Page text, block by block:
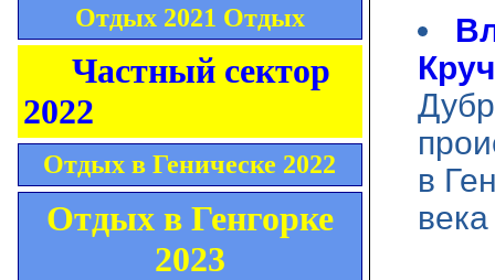
Отдых 2021 Отдых
Частный сектор
2022
Отдых в Геническе 2022
Отдых в Генгорке
2023
в